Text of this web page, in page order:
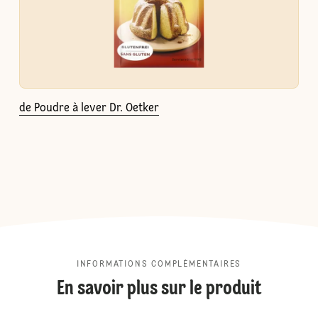
de Poudre à lever Dr. Oetker
INFORMATIONS COMPLÉMENTAIRES
En savoir plus sur le produit